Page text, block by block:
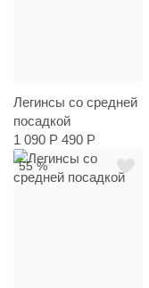
Легинсы со средней
посадкой
1 090 Р 490 Р
55 %